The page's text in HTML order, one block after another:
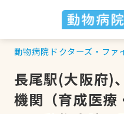
動物病院ドクターズ・ファ
長尾駅(大阪府)
機関（育成医療